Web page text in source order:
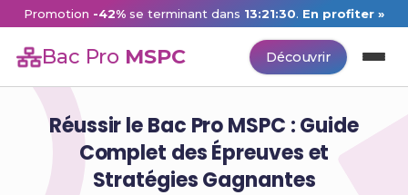
Promotion -42% se terminant dans 13:21:29. En profiter »
Bac Pro MSPC Découvrir
Réussir le Bac Pro MSPC : Guide
Complet des Épreuves et
Stratégies Gagnantes